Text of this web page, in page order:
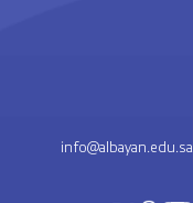
info@albayan.edu.sa